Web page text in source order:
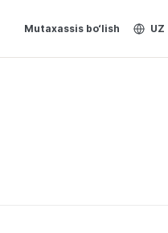
Mutaxassis bo‘lish UZ